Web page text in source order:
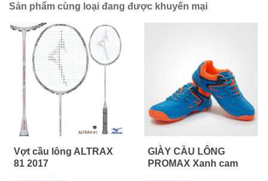
Sản phẩm cùng loại đang được khuyến mại
Vợt cầu lông ALTRAX
81 2017
GIÀY CẦU LÔNG
PROMAX Xanh cam